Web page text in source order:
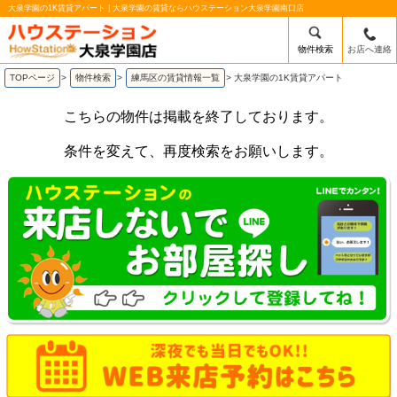
大泉学園の1K賃貸アパート | 大泉学園の賃貸ならハウステーション大泉学園南口店
物件検索 お店へ連絡
TOPページ > 物件検索 > 練馬区の賃貸情報一覧 > 大泉学園の1K賃貸アパート
こちらの物件は掲載を終了しております。
条件を変えて、再度検索をお願いします。